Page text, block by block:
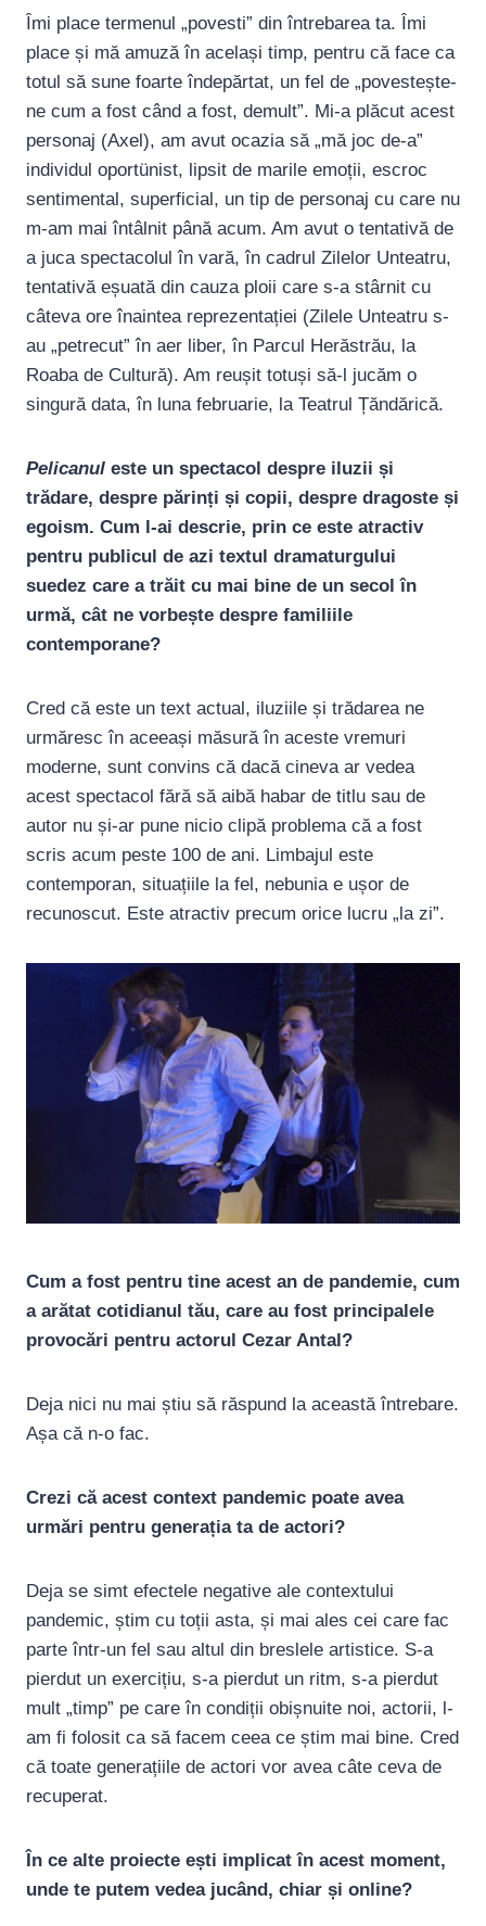
Îmi place termenul „povesti” din întrebarea ta. Îmi
place și mă amuză în același timp, pentru că face ca
totul să sune foarte îndepărtat, un fel de „povestește-
ne cum a fost când a fost, demult”. Mi-a plăcut acest
personaj (Axel), am avut ocazia să „mă joc de-a”
individul oportünist, lipsit de marile emoții, escroc
sentimental, superficial, un tip de personaj cu care nu
m-am mai întâlnit până acum. Am avut o tentativă de
a juca spectacolul în vară, în cadrul Zilelor Unteatru,
tentativă eșuată din cauza ploii care s-a stârnit cu
câteva ore înaintea reprezentației (Zilele Unteatru s-
au „petrecut” în aer liber, în Parcul Herăstrău, la
Roaba de Cultură). Am reușit totuși să-l jucăm o
singură data, în luna februarie, la Teatrul Țăndărică.
Pelicanul este un spectacol despre iluzii și
trădare, despre părinți și copii, despre dragoste și
egoism. Cum l-ai descrie, prin ce este atractiv
pentru publicul de azi textul dramaturgului
suedez care a trăit cu mai bine de un secol în
urmă, cât ne vorbește despre familiile
contemporane?
Cred că este un text actual, iluziile și trădarea ne
urmăresc în aceeași măsură în aceste vremuri
moderne, sunt convins că dacă cineva ar vedea
acest spectacol fără să aibă habar de titlu sau de
autor nu și-ar pune nicio clipă problema că a fost
scris acum peste 100 de ani. Limbajul este
contemporan, situațiile la fel, nebunia e ușor de
recunoscut. Este atractiv precum orice lucru „la zi”.
Cum a fost pentru tine acest an de pandemie, cum
a arătat cotidianul tău, care au fost principalele
provocări pentru actorul Cezar Antal?
Deja nici nu mai știu să răspund la această întrebare.
Așa că n-o fac.
Crezi că acest context pandemic poate avea
urmări pentru generația ta de actori?
Deja se simt efectele negative ale contextului
pandemic, știm cu toții asta, și mai ales cei care fac
parte într-un fel sau altul din breslele artistice. S-a
pierdut un exercițiu, s-a pierdut un ritm, s-a pierdut
mult „timp” pe care în condiții obișnuite noi, actorii, l-
am fi folosit ca să facem ceea ce știm mai bine. Cred
că toate generațiile de actori vor avea câte ceva de
recuperat.
În ce alte proiecte ești implicat în acest moment,
unde te putem vedea jucând, chiar și online?